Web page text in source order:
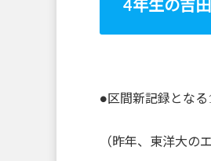
4年生の吉
●区間新記録となる
（昨年、東洋大の